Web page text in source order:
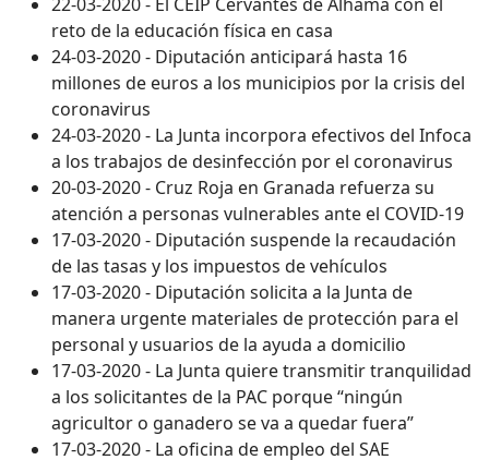
reto de la educación física en casa
24-03-2020 - Diputación anticipará hasta 16
millones de euros a los municipios por la crisis del
coronavirus
24-03-2020 - La Junta incorpora efectivos del Infoca
a los trabajos de desinfección por el coronavirus
20-03-2020 - Cruz Roja en Granada refuerza su
atención a personas vulnerables ante el COVID-19
17-03-2020 - Diputación suspende la recaudación
de las tasas y los impuestos de vehículos
17-03-2020 - Diputación solicita a la Junta de
manera urgente materiales de protección para el
personal y usuarios de la ayuda a domicilio
17-03-2020 - La Junta quiere transmitir tranquilidad
a los solicitantes de la PAC porque “ningún
agricultor o ganadero se va a quedar fuera”
17-03-2020 - La oficina de empleo del SAE